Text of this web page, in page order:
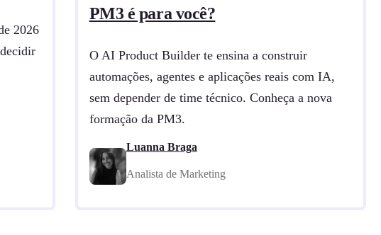
2026
PM3 é para você?
O AI Product Builder te ensina a construir
automações, agentes e aplicações reais com IA,
sem depender de time técnico. Conheça a nova
formação da PM3.
Luanna Braga
Analista de Marketing